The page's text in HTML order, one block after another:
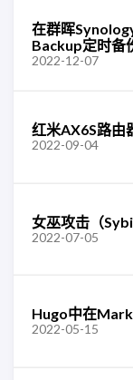
在群晖
Backup定时备
2022-12-07
红米AX6S路
2022-09-04
女巫攻击（
2022-07-05
Hugo中在
2022-05-15